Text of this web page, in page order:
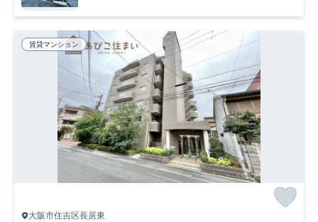
賃貸マンション
大阪市住吉区長居東